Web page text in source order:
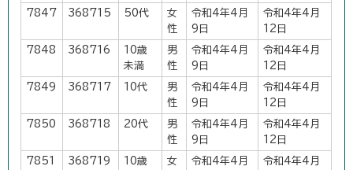
7847 368715 50代
女
性
令和4年4月
9日
令和4年4月
12日
7848 368716
10歳
未満
男
性
令和4年4月
9日
令和4年4月
12日
7849 368717 10代
男
性
令和4年4月
9日
令和4年4月
12日
7850 368718 20代
男
性
令和4年4月
9日
令和4年4月
12日
7851 368719
10歳
女
令和4年4月
令和4年4月